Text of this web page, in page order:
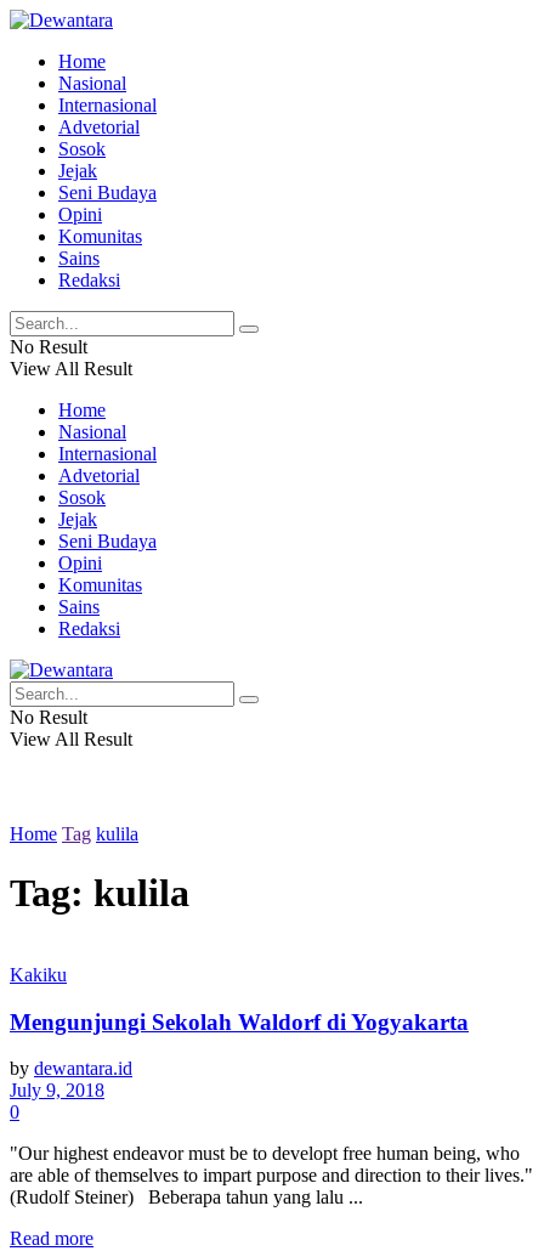
Home
Nasional
Internasional
Advetorial
Sosok
Jejak
Seni Budaya
Opini
Komunitas
Sains
Redaksi
No Result
View All Result
Home
Nasional
Internasional
Advetorial
Sosok
Jejak
Seni Budaya
Opini
Komunitas
Sains
Redaksi
No Result
View All Result
Home Tag kulila
Tag: kulila
Kakiku
Mengunjungi Sekolah Waldorf di Yogyakarta
by dewantara.id
July 9, 2018
0
"Our highest endeavor must be to developt free human being, who
are able of themselves to impart purpose and direction to their lives."
(Rudolf Steiner) Beberapa tahun yang lalu ...
Read more